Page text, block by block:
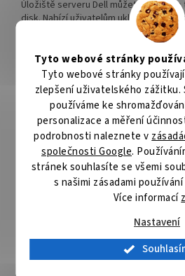
Tyto webové stránky
Tyto webové stránky
zlepšení uživatelského zážitku.
používáme ke
personalizace a měření
podrobnosti naleznete v
společnosti Google.
stránek souhlasíte se všemi
s našimi zásadami
Více informací
Nastavení
Úložiště serveru Dell můžete zvětšit o
disk. Nabízí uživatelům ukládání
rozhraním SAS nabízí tento pevný disk
přenosu. Jednotka je připojitelná za
ZÁKLADNÍ SPECIFIKACE
Kapacita:2,4 TB
Rychlost:10000 ot./min
Formát:2,5"
Rozhraní:SAS
PowerEdge R250